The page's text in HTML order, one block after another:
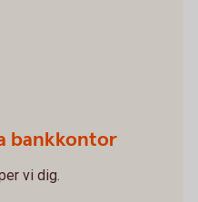
bankkontor
vi dig.